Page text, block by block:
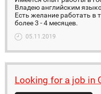
Владею английским
Есть желание работать в
более 3 - 4 месяцев.
05.11.2019
Looking for a job in